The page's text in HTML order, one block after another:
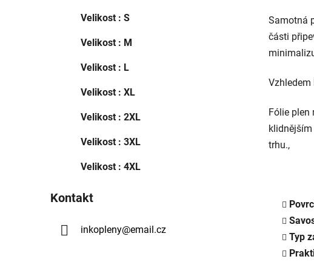
Velikost : S
Velikost : M
Velikost : L
Velikost : XL
Velikost : 2XL
Velikost : 3XL
Velikost : 4XL
Kontakt
inkopleny@email.cz
Samotná
části
Vzhledem
Fólie plen
trhu.,
Typ